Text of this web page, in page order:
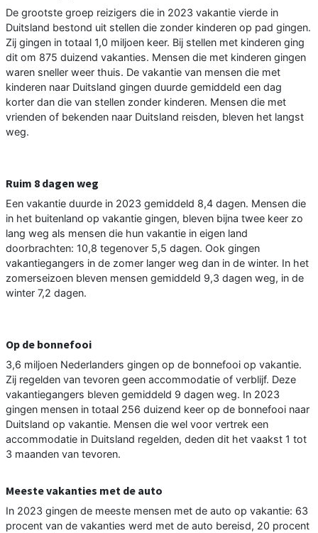
De grootste groep reizigers die in 2023 vakantie vierde in
Duitsland bestond uit stellen die zonder kinderen op pad gingen.
Zij gingen in totaal 1,0 miljoen keer. Bij stellen met kinderen ging
dit om 875 duizend vakanties. Mensen die met kinderen gingen
waren sneller weer thuis. De vakantie van mensen die met
kinderen naar Duitsland gingen duurde gemiddeld een dag
korter dan die van stellen zonder kinderen. Mensen die met
vrienden of bekenden naar Duitsland reisden, bleven het langst
weg.
Ruim 8 dagen weg
Een vakantie duurde in 2023 gemiddeld 8,4 dagen. Mensen die
in het buitenland op vakantie gingen, bleven bijna twee keer zo
lang weg als mensen die hun vakantie in eigen land
doorbrachten: 10,8 tegenover 5,5 dagen. Ook gingen
vakantiegangers in de zomer langer weg dan in de winter. In het
zomerseizoen bleven mensen gemiddeld 9,3 dagen weg, in de
winter 7,2 dagen.
Op de bonnefooi
3,6 miljoen Nederlanders gingen op de bonnefooi op vakantie.
Zij regelden van tevoren geen accommodatie of verblijf. Deze
vakantiegangers bleven gemiddeld 9 dagen weg. In 2023
gingen mensen in totaal 256 duizend keer op de bonnefooi naar
Duitsland op vakantie. Mensen die wel voor vertrek een
accommodatie in Duitsland regelden, deden dit het vaakst 1 tot
3 maanden van tevoren.
Meeste vakanties met de auto
In 2023 gingen de meeste mensen met de auto op vakantie: 63
procent van de vakanties werd met de auto bereisd, 20 procent